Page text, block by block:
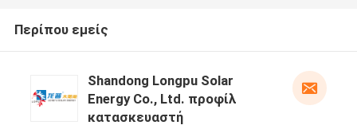
Περίπου εμείς
Shandong Longpu Solar
Energy Co., Ltd. προφίλ
κατασκευαστή